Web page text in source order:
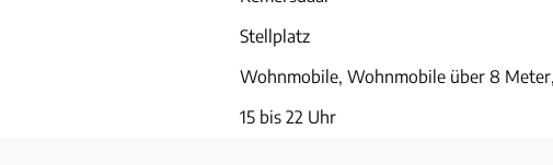
Stellplatz
Wohnmobile, Wohnmobile über 8
15 bis 22 Uhr